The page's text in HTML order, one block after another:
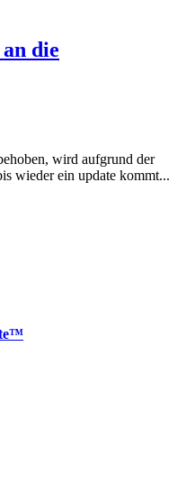
die
wird aufgrund der
wieder ein update kommt...